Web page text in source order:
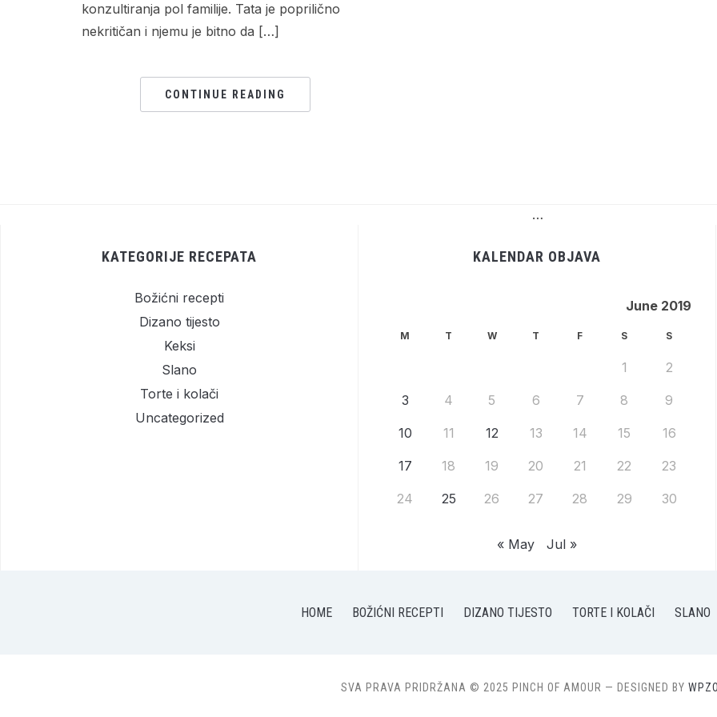
konzultiranja pol familije. Tata je poprilično
nekritičan i njemu je bitno da […]
CONTINUE READING
…
KATEGORIJE RECEPATA
Božićni recepti
Dizano tijesto
Keksi
Slano
Torte i kolači
Uncategorized
KALENDAR OBJAVA
June 2019
M T W T F S S
1 2
3 4 5 6 7 8 9
10 11 12 13 14 15 16
17 18 19 20 21 22 23
24 25 26 27 28 29 30
« May Jul »
HOME BOŽIĆNI RECEPTI DIZANO TIJESTO TORTE I KOLAČI SLANO
SVA PRAVA PRIDRŽANA © 2025 PINCH OF AMOUR — DESIGNED BY